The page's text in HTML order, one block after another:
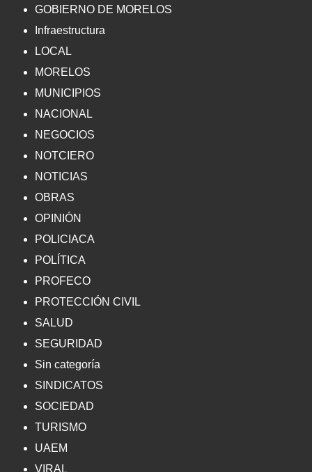
GOBIERNO DE MORELOS
Infraestructura
LOCAL
MORELOS
MUNICIPIOS
NACIONAL
NEGOCIOS
NOTCIERO
NOTICIAS
OBRAS
OPINIÓN
POLICIACA
POLÍTICA
PROFECO
PROTECCIÓN CIVIL
SALUD
SEGURIDAD
Sin categoría
SINDICATOS
SOCIEDAD
TURISMO
UAEM
VIRAL